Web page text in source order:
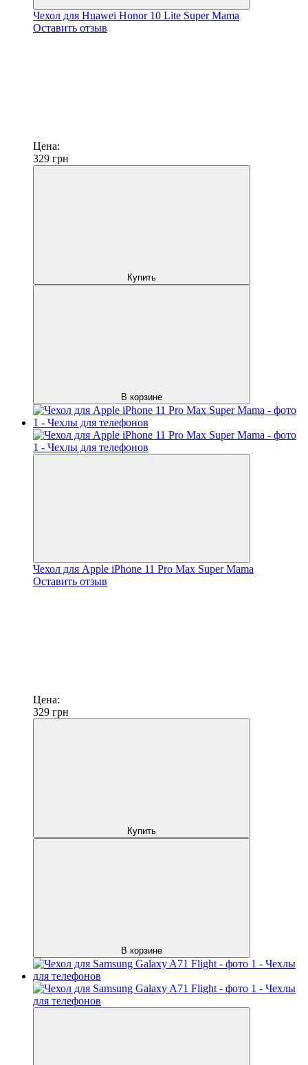
Чехол для Huawei Honor 10 Lite Super Mama
Оставить отзыв
Цена:
329 грн
Купить
В корзине
Чехол для Apple iPhone 11 Pro Max Super Mama
Оставить отзыв
Цена:
329 грн
Купить
В корзине